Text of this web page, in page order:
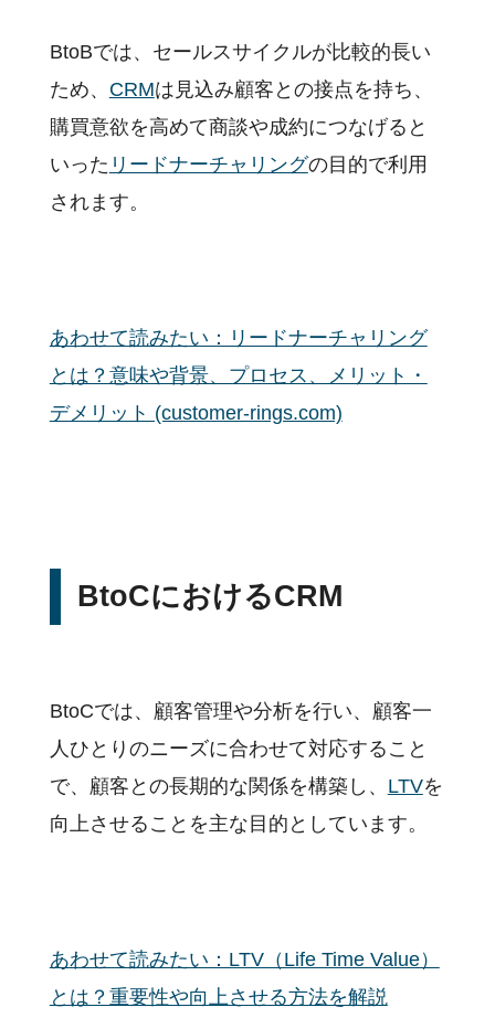
BtoBでは、セールスサイクルが比較的長い
ため、 CRMは見込み顧客との接点を持ち、
購買意欲を高めて商談や成約につなげると
いった リードナーチャリングの目的で利用
されます。
あわせて読みたい：リードナーチャリング
とは？意味や背景、プロセス、メリット・
デメリット (customer-rings.com)
BtoCにおけるCRM
BtoCでは、顧客管理や分析を行い、顧客一
人ひとりのニーズに合わせて対応すること
で、顧客との長期的な関係を構築し、 LTVを
向上させることを主な目的としています。
あわせて読みたい：LTV（Life Time Value）
とは？重要性や向上させる方法を解説